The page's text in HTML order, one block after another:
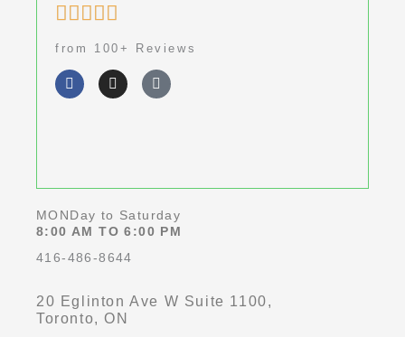

out
of
5
from 100+ Reviews
a
c
f
n
s
o
o
MONDay to Saturday
8:00 AM TO 6:00 PM
416-486-8644
20 Eglinton Ave W Suite 1100,
Toronto, ON